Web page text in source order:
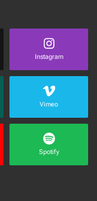
Instagram
Vimeo
Spotify